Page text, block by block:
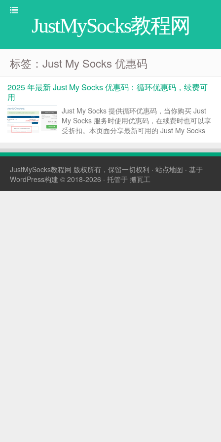
JustMySocks教程网
标签：Just My Socks 优惠码
2025 年最新 Just My Socks 优惠码：循环优惠码，续费可
用
Just My Socks 提供循环优惠码，当你购买 Just
My Socks 服务时使用优惠码，在续费时也可以享
受折扣。本页面分享最新可用的 Just My Socks
My Socks 优惠码使...
JustMySocks教程网 版权所有，保留一切权利 · 站点地图 · 基于
WordPress构建 © 2018-2026 · 托管于 搬瓦工